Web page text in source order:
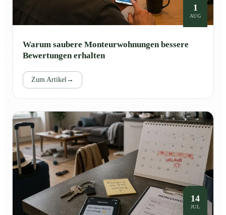
1
AUG
Warum saubere Monteurwohnungen bessere
Bewertungen erhalten
Zum Artikel →
14
JUL